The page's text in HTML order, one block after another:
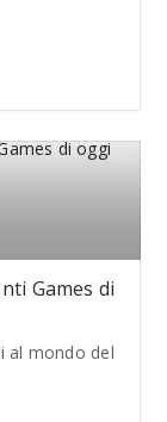
Games di
al mondo del